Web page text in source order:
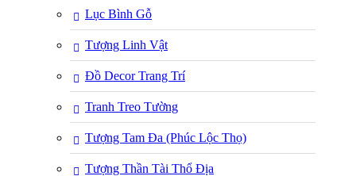
Lục Bình Gỗ
Tượng Linh Vật
Đồ Decor Trang Trí
Tranh Treo Tường
Tượng Tam Đa (Phúc Lộc Thọ)
Tượng Thần Tài Thổ Địa